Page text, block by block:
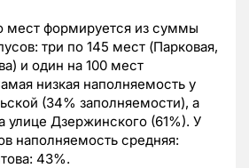
мест формируется из суммы
три по 145 мест (Парковая,
и один на 100 мест
низкая наполняемость у
(34% заполняемости), а
улице Дзержинского (61%). У
наполняемость средняя:
43%.